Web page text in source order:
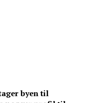
byen til